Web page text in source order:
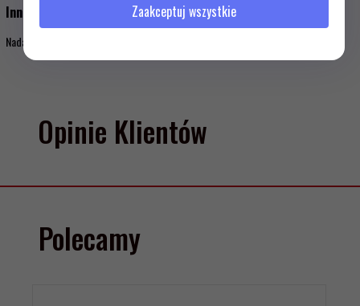
Inne informacje:
Nadaje się do mycia w zmywarce: Tak
Opinie Klientów
Polecamy
Zaakceptuj wszystkie